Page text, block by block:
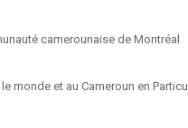
camerounaise de Montréal
et au Cameroun en